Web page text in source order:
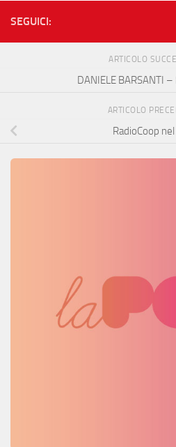
SEGUICI:
ARTICOLO
DANIELE BARSANTI
ARTICOLO
RadioCoop